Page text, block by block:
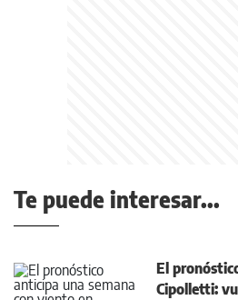
Te puede interesar...
El
Cipolletti: